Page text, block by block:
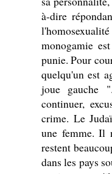
à-dire
monogamie
punie. Pour
quelqu'un est
joue gauche
continuer,
crime. Le
une femme. Il
restent
dans les pays